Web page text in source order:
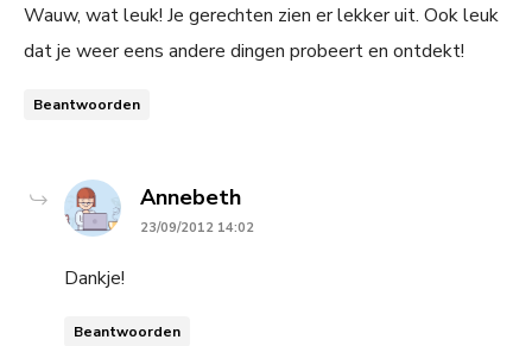
Wauw, wat leuk! Je gerechten zien er lekker uit. Ook leuk
dat je weer eens andere dingen probeert en ontdekt!
Beantwoorden
Annebethsays:
23/09/2012 14:02
Dankje!
Beantwoorden